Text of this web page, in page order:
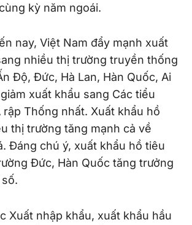
kỳ năm ngoái.
nay, Việt Nam đẩy mạnh xuất
nhiều thị trường truyền thống
Độ, Đức, Hà Lan, Hàn Quốc, Ai
xuất khẩu sang Các tiểu
rập Thống nhất. Xuất khẩu hồ
thị trường tăng mạnh cả về
Đáng chú ý, xuất khẩu hồ tiêu
Đức, Hàn Quốc tăng trưởng
Xuất nhập khẩu, xuất khẩu hầu